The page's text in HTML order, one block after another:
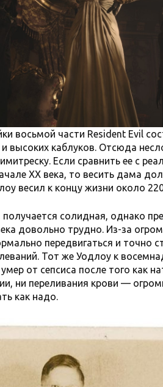
восьмой части Resident Evil
высоких каблуков. Отсюда
Если сравнить ее с
XX века, то весить дама
весил к концу жизни около 220
солидная, однако
довольно трудно. Из-за
передвигаться и точно
Тот же Уодлоу к
от сепсиса после того как
ни переливания крови —
как надо.